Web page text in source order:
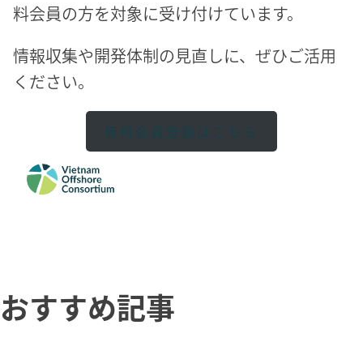
料会員の方を対象に受け付けています。
情報収集や開発体制の見直しに、ぜひご活用
ください。
無料会員登録はこちら
おすすめ記事